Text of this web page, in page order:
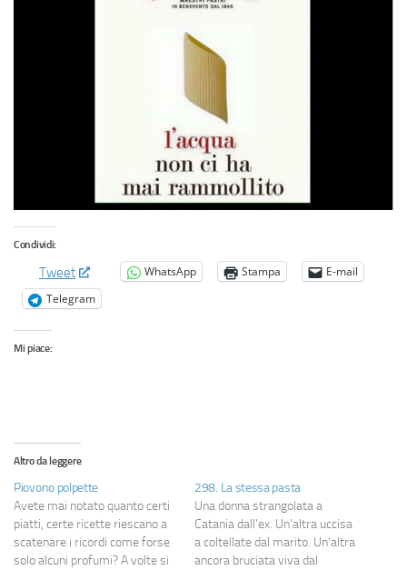
Condividi:
Tweet WhatsApp Stampa
E-mail
Telegram
Mi piace:
Altro da leggere
Piovono polpette
Avete mai notato quanto certi
piatti, certe ricette riescano a
scatenare i ricordi come forse
solo alcuni profumi? A volte si
298. La stessa pasta
Una donna strangolata a
Catania dall'ex. Un'altra uccisa
a coltellate dal marito. Un'altra
ancora bruciata viva dal